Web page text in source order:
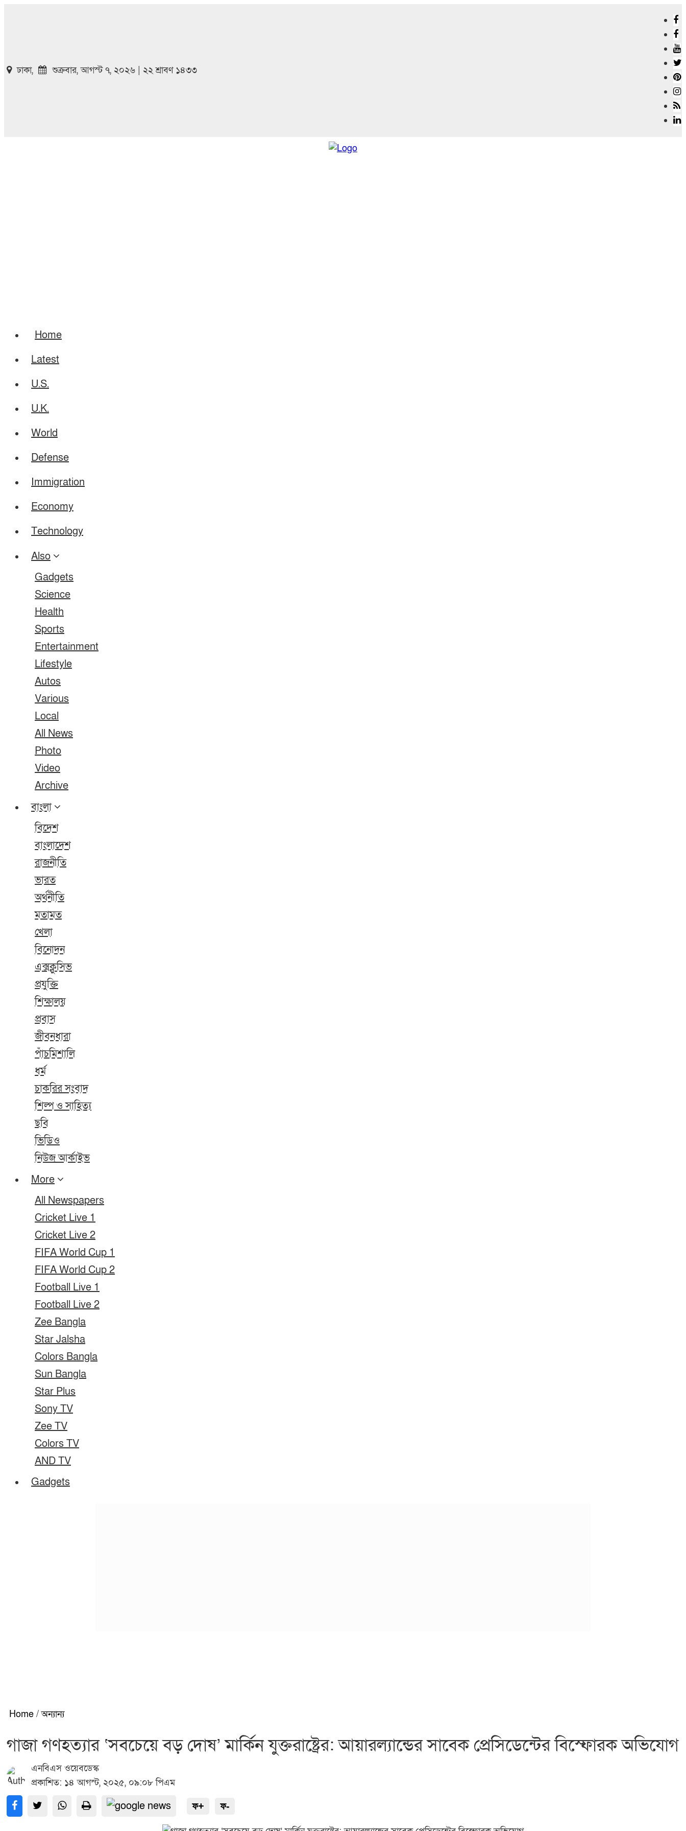
ঢাকা, শুক্রবার, আগস্ট ৭, ২০২৬ | ২২ শ্রাবণ ১৪৩৩
Home
Latest
U.S.
U.K.
World
Defense
Immigration
Economy
Technology
Also
Gadgets
Science
Health
Sports
Entertainment
Lifestyle
Autos
Various
Local
All News
Photo
Video
Archive
বাংলা
বিদেশ
বাংলাদেশ
রাজনীতি
ভারত
অর্থনীতি
মতামত
খেলা
বিনোদন
এক্সক্লুসিভ
প্রযুক্তি
শিক্ষালয়
প্রবাস
জীবনধারা
পাঁচমিশালি
ধর্ম
চাকরির সংবাদ
শিল্প ও সাহিত্য
ছবি
ভিডিও
নিউজ আর্কাইভ
More
All Newspapers
Cricket Live 1
Cricket Live 2
FIFA World Cup 1
FIFA World Cup 2
Football Live 1
Football Live 2
Zee Bangla
Star Jalsha
Colors Bangla
Sun Bangla
Star Plus
Sony TV
Zee TV
Colors TV
AND TV
Gadgets
Home / অন্যান্য
গাজা গণহত্যার ‘সবচেয়ে বড় দোষ’ মার্কিন যুক্তরাষ্ট্রের: আয়ারল্যান্ডের সাবেক প্রেসিডেন্টের বিস্ফোরক অভিযোগ
এনবিএস ওয়েবডেস্ক
প্রকাশিত: ১৪ আগস্ট, ২০২৫, ০৯:০৮ পিএম
ফ+ ফ-